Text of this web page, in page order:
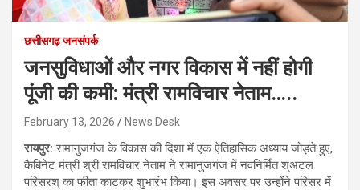
छत्तीसगढ़ जनसंपर्क
जनसुविधाओं और नगर विकास में नहीं होगी
पूंजी की कमी: मंत्री रामविचार नेताम…..
February 13, 2026 News Desk
रायपुर:रामानुजगंज के विकास की दिशा में एक ऐतिहासिक अध्याय जोड़ते हुए,
कैबिनेट मंत्री श्री रामविचार नेताम ने रामानुजगंज में नवनिर्मित श्अटल
परिसरश् का फीता काटकर शुभारंभ किया। इस अवसर पर उन्होंने परिसर में